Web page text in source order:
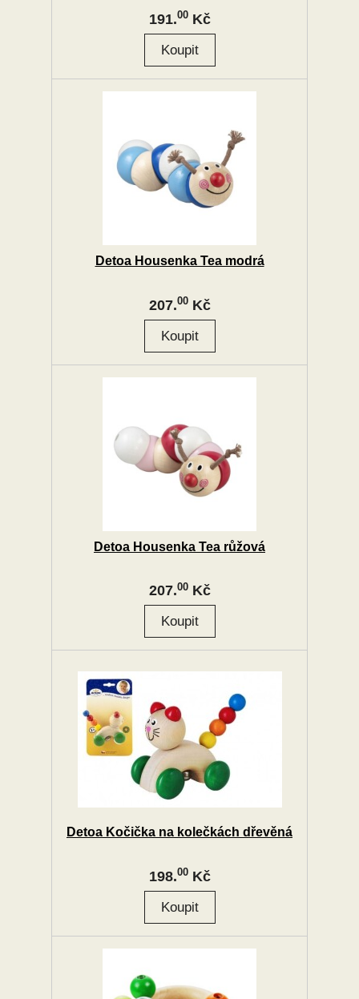
191.00Kč
Detoa Housenka Tea modrá
207.00Kč
Detoa Housenka Tea růžová
207.00Kč
Detoa Kočička na kolečkách dřevěná
198.00Kč